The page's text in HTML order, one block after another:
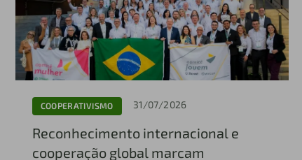
COOPERATIVISMO 31/07/2026
Reconhecimento internacional e
cooperação global marcam